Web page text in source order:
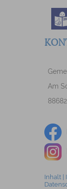
Am
Inhalt|